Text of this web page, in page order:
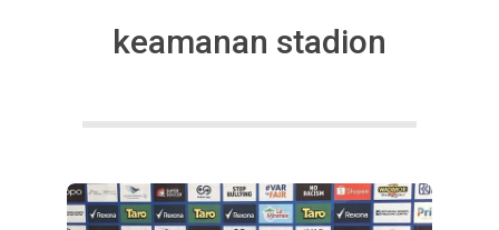
keamanan stadion